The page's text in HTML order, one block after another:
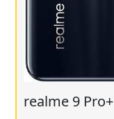
realme 9 Pro+